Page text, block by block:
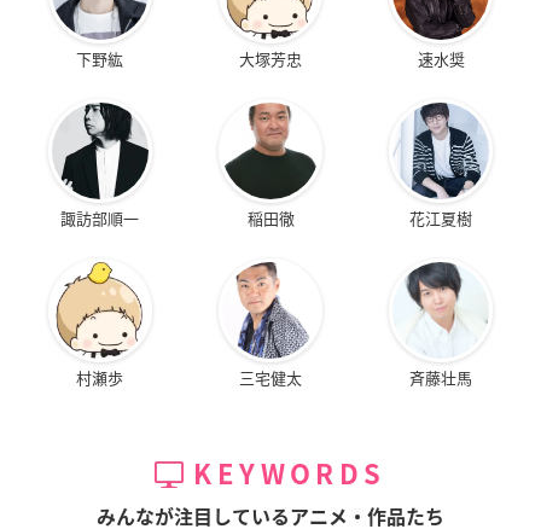
下野紘 大塚芳忠 速水奨
諏訪部順一 稲田徹 花江夏樹
村瀬歩 三宅健太 斉藤壮馬
KEYWORDS
みんなが注目しているアニメ・作品たち